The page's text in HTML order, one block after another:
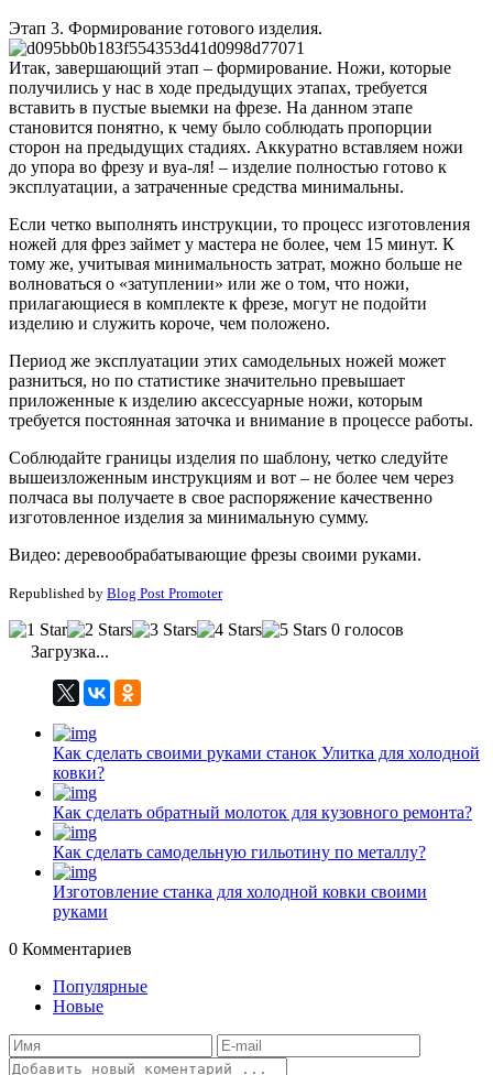
Этап 3. Формирование готового изделия.
Итак, завершающий этап – формирование. Ножи, которые
получились у нас в ходе предыдущих этапах, требуется
вставить в пустые выемки на фрезе. На данном этапе
становится понятно, к чему было соблюдать пропорции
сторон на предыдущих стадиях. Аккуратно вставляем ножи
до упора во фрезу и вуа-ля! – изделие полностью готово к
эксплуатации, а затраченные средства минимальны.
Если четко выполнять инструкции, то процесс изготовления
ножей для фрез займет у мастера не более, чем 15 минут. К
тому же, учитывая минимальность затрат, можно больше не
волноваться о «затуплении» или же о том, что ножи,
прилагающиеся в комплекте к фрезе, могут не подойти
изделию и служить короче, чем положено.
Период же эксплуатации этих самодельных ножей может
разниться, но по статистике значительно превышает
приложенные к изделию аксессуарные ножи, которым
требуется постоянная заточка и внимание в процессе работы.
Соблюдайте границы изделия по шаблону, четко следуйте
вышеизложенным инструкциям и вот – не более чем через
полчаса вы получаете в свое распоряжение качественно
изготовленное изделия за минимальную сумму.
Видео: деревообрабатывающие фрезы своими руками.
Republished by Blog Post Promoter
0 голосов
Загрузка...
Как сделать своими руками станок Улитка для холодной
ковки?
Как сделать обратный молоток для кузовного ремонта?
Как сделать самодельную гильотину по металлу?
Изготовление станка для холодной ковки своими
руками
0 Комментариев
Популярные
Новые